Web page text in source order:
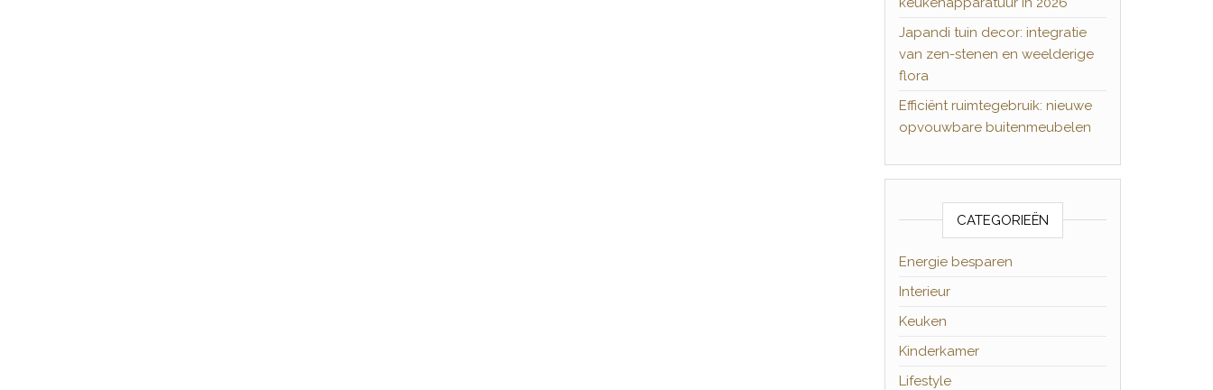
Japandi tuin decor: integratie
van zen-stenen en weelderige
flora
Efficiënt ruimtegebruik: nieuwe
opvouwbare buitenmeubelen
CATEGORIEËN
Energie besparen
Interieur
Keuken
Kinderkamer
Lifestyle